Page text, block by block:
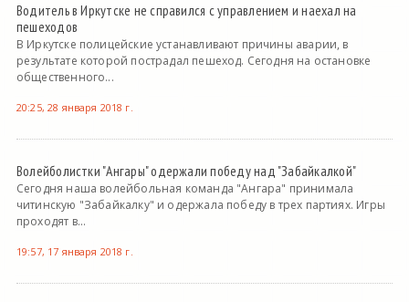
Водитель в Иркутске не справился с управлением и наехал на
пешеходов
В Иркутске полицейские устанавливают причины аварии, в
результате которой пострадал пешеход. Сегодня на остановке
общественного...
20:25, 28 января 2018 г.
Волейболистки "Ангары" одержали победу над "Забайкалкой"
Сегодня наша волейбольная команда "Ангара" принимала
читинскую "Забайкалку" и одержала победу в трех партиях. Игры
проходят в...
19:57, 17 января 2018 г.